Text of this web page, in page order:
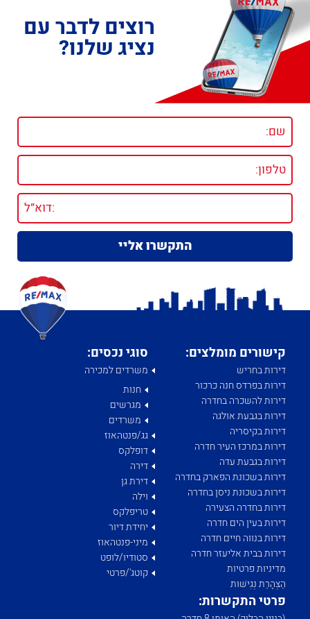
רוצים לדבר עם
נציג שלנו?
קישורים מומלצים:
דירות בחריש
דירות בפרדס חנה כרכור
דירות להשכרה בחדרה
דירות בגבעת אולגה
דירות בקיסריה
דירות במרכז העיר חדרה
דירות בגבעת עדה
דירות בשכונת הפארק בחדרה
דירות בשכונת ניסן בחדרה
דירות בחדרה הצעירה
דירות בעין הים חדרה
דירות בנווה חיים חדרה
דירות בבית אליעזר חדרה
מדיניות פרטיות
הַצְהָרַת נְגִישׁוּת
סוגי נכסים:
משרדים למכירה
חנות
מגרשים
משרדים
גג/פנטהאוז
דופלקס
דירה
דירת גן
וילה
טריפלקס
יחידת דיור
מיני-פנטהאוז
סטודיו/לופט
קוטג'/פרטי
פרטי התקשרות: